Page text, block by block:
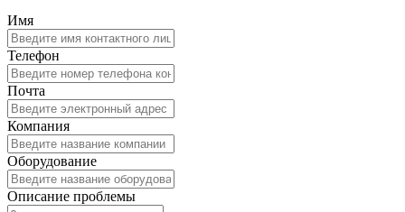
Имя
Телефон
Почта
Компания
Оборудование
Описание проблемы